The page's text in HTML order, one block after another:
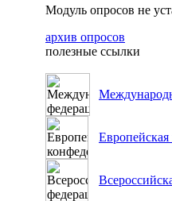
Модуль опросов не
архив опросов
полезные ссылки
Европейская